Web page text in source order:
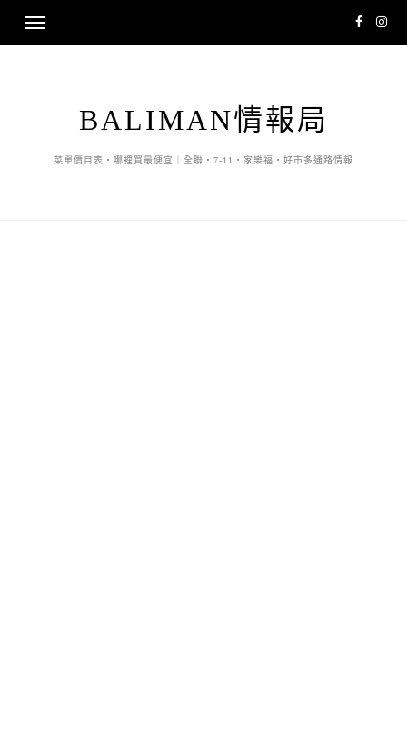
BALIMAN情報局
菜單價目表・哪裡買最便宜｜全聯・7-11・家樂福・好市多通路情報